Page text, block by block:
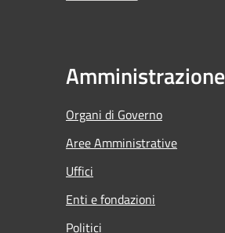
Amministrazione
Organi di Governo
Aree Amministrative
Uffici
Enti e fondazioni
Politici